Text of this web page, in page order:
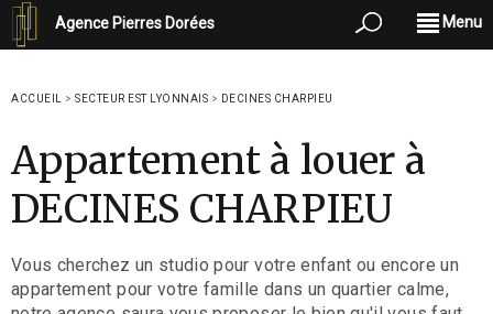
Agence Pierres Dorées Menu
ACCUEIL > SECTEUR EST LYONNAIS > DECINES CHARPIEU
Appartement à louer à
DECINES CHARPIEU
Vous cherchez un studio pour votre enfant ou encore un
appartement pour votre famille dans un quartier calme,